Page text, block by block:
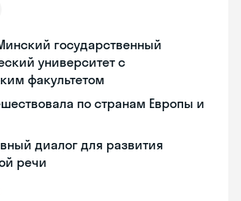
государственный
университет с
факультетом
по странам Европы и
диалог для развития
речи